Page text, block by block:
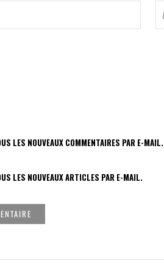
LES NOUVEAUX COMMENTAIRES PAR E-MAIL.
LES NOUVEAUX ARTICLES PAR E-MAIL.